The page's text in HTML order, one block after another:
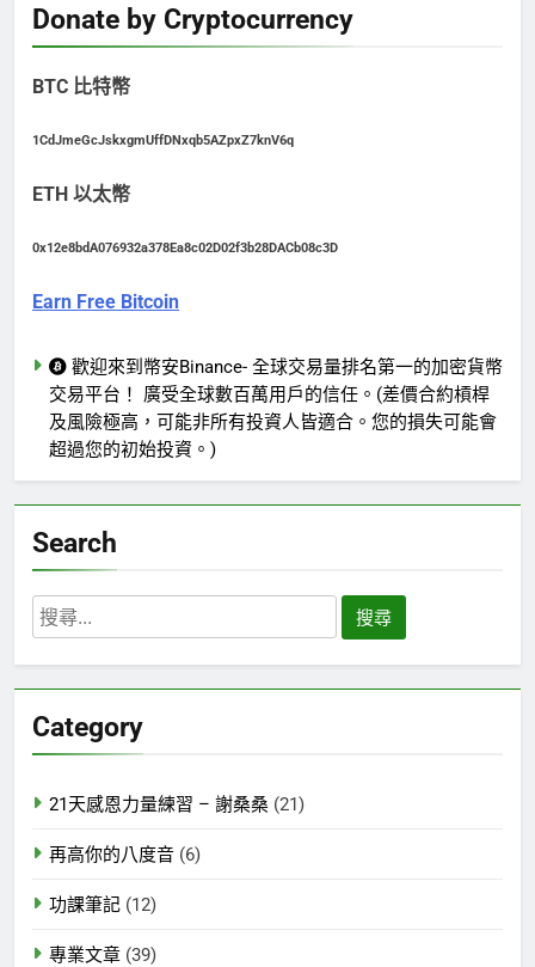
Donate by Cryptocurrency
BTC 比特幣
1CdJmeGcJskxgmUffDNxqb5AZpxZ7knV6q
ETH 以太幣
0x12e8bdA076932a378Ea8c02D02f3b28DACb08c3D
Earn Free Bitcoin
歡迎來到幣安Binance- 全球交易量排名第一的加密貨幣
交易平台！ 廣受全球數百萬用戶的信任。(差價合約槓桿
及風險極高，可能非所有投資人皆適合。您的損失可能會
超過您的初始投資。)
Search
搜
尋
字:
Category
21天感恩力量練習 – 謝桑桑 (21)
再高你的八度音 (6)
功課筆記 (12)
專業文章 (39)